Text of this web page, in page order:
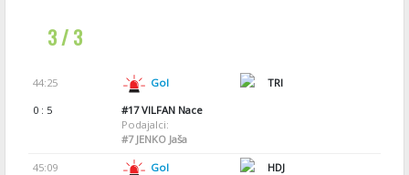
3 / 3
44:25 Gol
TRI
0 : 5
#17VILFAN Nace
Podajalci:
#7JENKO Jaša
45:09 Gol
HDJ